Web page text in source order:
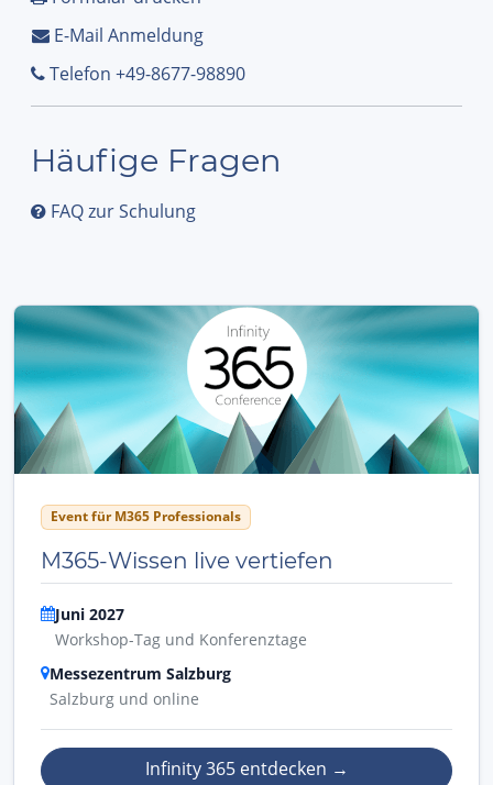
E-Mail Anmeldung
Telefon +49-8677-98890
Häufige Fragen
FAQ zur Schulung
Event für M365 Professionals
M365-Wissen live vertiefen
Juni 2027
Workshop-Tag und Konferenztage
Messezentrum Salzburg
Salzburg und online
Infinity 365 entdecken →